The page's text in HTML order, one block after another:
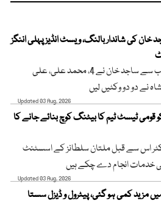
خان کی شاندار بالنگ، ویسٹ انڈیز پہلی اننگز
پاکستان کی جانب سے ساجد خان نے 4، محمد علی، علی
نے دو دو وکٹیں لیں
Updated 03 Aug, 2026
ٹیسٹ ٹیم کا بیٹنگ کوچ بنائے جانے کا
اس سے قبل ملتان سلطانز کے اسسٹنٹ
خدمات انجام دے چکے ہیں
Updated 03 Aug, 2026
مزید کمی ہو گئی، پیٹرول و ڈیزل سستا